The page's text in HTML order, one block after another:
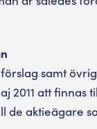
samt
2011 att
de aktieägare